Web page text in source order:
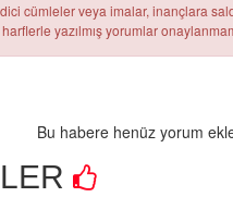
cümleler veya imalar, inançlara
yazılmış yorumlar
Bu habere henüz yorum